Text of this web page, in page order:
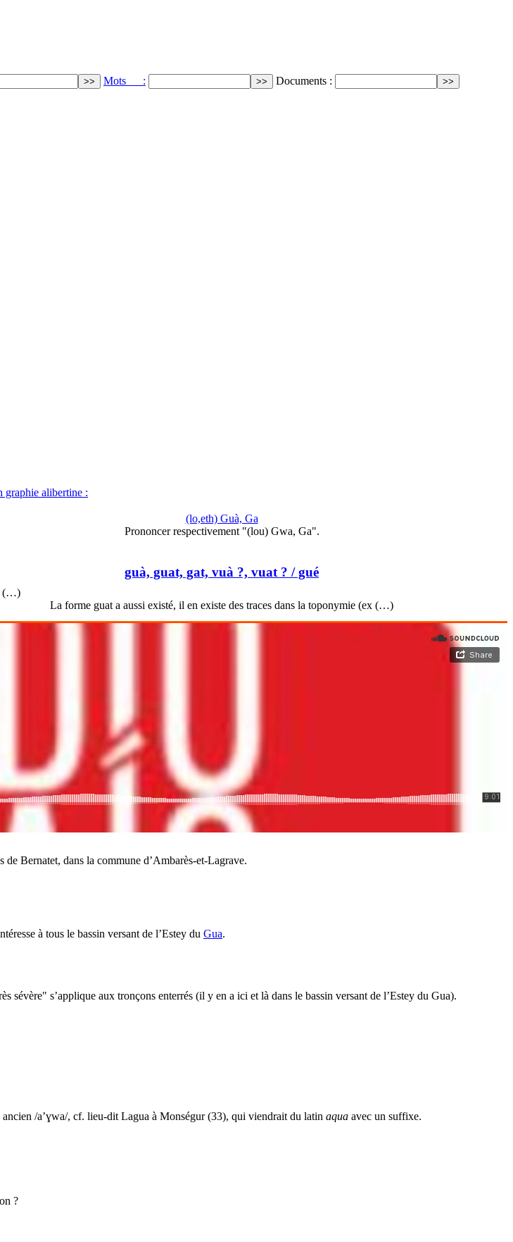
Mots : Documents :
graphie alibertine :
(…)
(lo,eth) Guà, Ga
Prononcer respectivement "(lou) Gwa, Ga".
guà, guat, gat, vuà ?, vuat ? / gué
La forme guat a aussi existé, il en existe des traces dans la toponymie (ex (…)
Bernatet, dans la commune d’Ambarès-et-Lagrave.
à tous le bassin versant de l’Estey du Gua.
s’applique aux tronçons enterrés (il y en a ici et là dans le bassin versant de l’Estey du Gua).
ancien /a’ɣwa/, cf. lieu-dit Lagua à Monségur (33), qui viendrait du latin aqua avec un suffixe.
?